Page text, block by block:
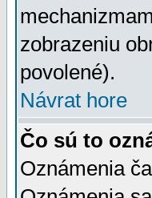
zobrazeniu
povolené).
Návrat hore
Čo sú to
Oznámenia